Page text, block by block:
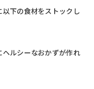
下の食材をストックし
ルシーなおかずが作れ